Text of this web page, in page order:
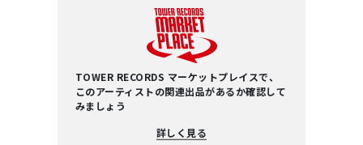
TOWER RECORDS マーケットプレイスで、
このアーティストの関連出品があるか確認して
みましょう
詳しく見る